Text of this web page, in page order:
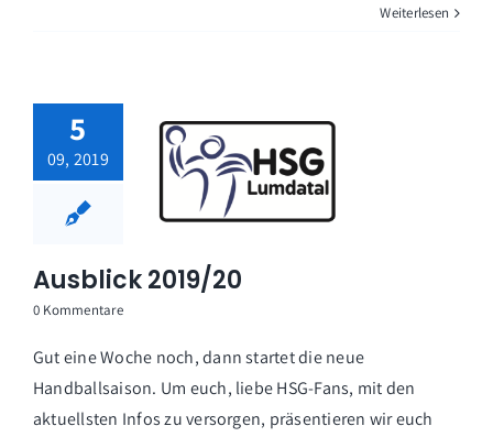
Weiterlesen
5
09, 2019
Ausblick 2019/20
0 Kommentare
Gut eine Woche noch, dann startet die neue
Handballsaison. Um euch, liebe HSG-Fans, mit den
aktuellsten Infos zu versorgen, präsentieren wir euch